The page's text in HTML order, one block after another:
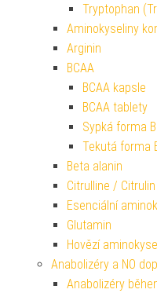
Tryptophan
Aminokyseliny
Arginin
BCAA
BCAA kapsle
BCAA tablety
Sypká forma
Tekutá forma
Beta alanin
Citrulline / Citrulin
Esenciální
Glutamin
Hovězí
Anabolizéry a NO
Anabolizéry